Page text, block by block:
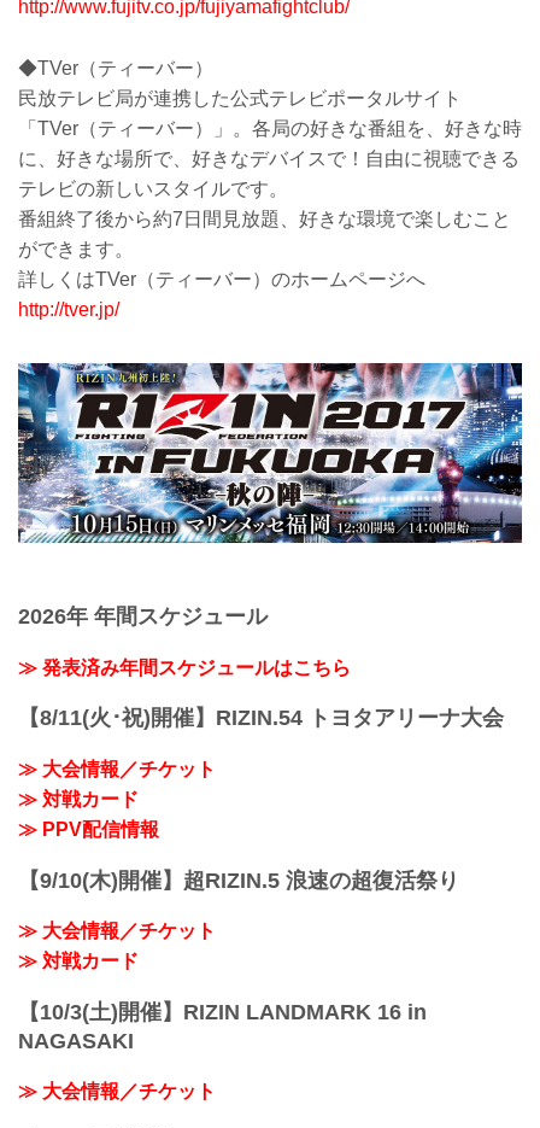
http://www.fujitv.co.jp/fujiyamafightclub/
◆TVer（ティーバー）
民放テレビ局が連携した公式テレビポータルサイト
「TVer（ティーバー）」。各局の好きな番組を、好きな時
に、好きな場所で、好きなデバイスで！自由に視聴できる
テレビの新しいスタイルです。
番組終了後から約7日間見放題、好きな環境で楽しむこと
ができます。
詳しくはTVer（ティーバー）のホームページへ
http://tver.jp/
2026年 年間スケジュール
≫ 発表済み年間スケジュールはこちら
【8/11(火･祝)開催】RIZIN.54 トヨタアリーナ大会
≫ 大会情報／チケット
≫ 対戦カード
≫ PPV配信情報
【9/10(木)開催】超RIZIN.5 浪速の超復活祭り
≫ 大会情報／チケット
≫ 対戦カード
【10/3(土)開催】RIZIN LANDMARK 16 in
NAGASAKI
≫ 大会情報／チケット